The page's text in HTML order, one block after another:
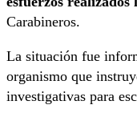
Carabineros.
La situación fue
organismo que
investigativas para